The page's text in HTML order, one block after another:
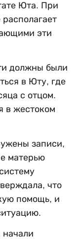
Юта. При
эти
должны были
в Юту, где
с отцом.
в жестоком
записи,
матерью
что
помощь, и